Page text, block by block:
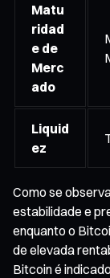
Matu
ridad
e de
Merc
ado
Liquid
ez
Como se
estabilidade e
enquanto o
de elevada
Bitcoin é